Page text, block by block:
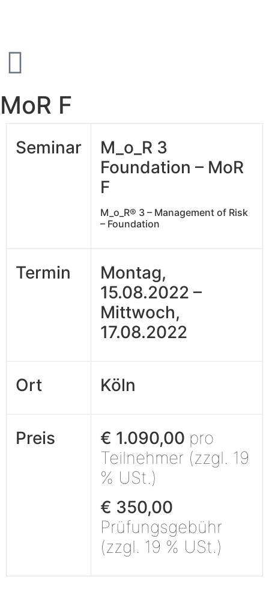
MoR F
Seminar
M_o_R 3
Foundation – MoR
F
M_o_R® 3 – Management of Risk
– Foundation
Termin
Montag,
15.08.2022 –
Mittwoch,
17.08.2022
Ort Köln
Preis € 1.090,00 pro
Teilnehmer (zzgl. 19
% USt.)
€ 350,00
Prüfungsgebühr
(zzgl. 19 % USt.)